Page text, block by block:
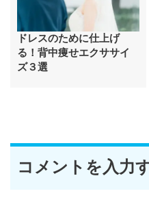
ドレスのために仕上げ
る！背中痩せエクササイ
ズ３選
コメントを入力